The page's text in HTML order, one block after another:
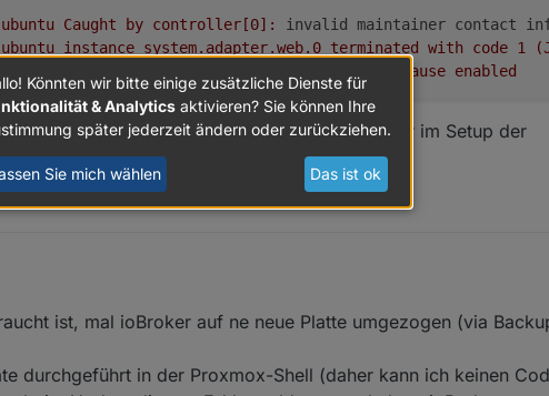
Caught by controller[0]: invalid maintainer contact
instance system.adapter.web.0 terminated with code 1
because enabled
Oberfläche. Wie kann ich diese Parameter im Setup der
?
ist, mal ioBroker auf ne neue Platte umgezogen (via
durchgeführt in der Proxmox-Shell (daher kann ich keinen
Könnten wir bitte einige zusätzliche Dienste für
& Analytics aktivieren? Sie können Ihre
später jederzeit ändern oder zurückziehen.
Sie mich wählen Das ist ok